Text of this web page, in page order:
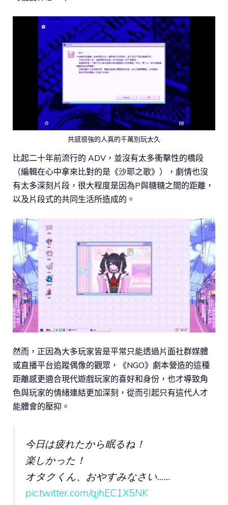
共感很強的人真的千萬別玩太久
比起二十年前流行的 ADV，並沒有太多衝擊性的橋段
（編輯在心中拿來比對的是《沙耶之歌》），劇情也沒
有太多深刻片段，很大程度是因為P與糖糖之間的距離，
以及片段式的共同生活所造成的。
然而，正因為大多玩家皆是平常只能透過片面社群媒體
或直播平台追蹤偶像的觀眾，《NGO》劇本營造的這種
距離感更適合現代遊戲玩家的喜好和身份，也才導致角
色與玩家的情緒連結更加深刻，從而引起只有這代人才
能體會的壓抑。
今日は疲れたから眠るね！
楽しかった！
オタクくん、おやすみなさい……
pic.twitter.com/qjhEC1X5NK